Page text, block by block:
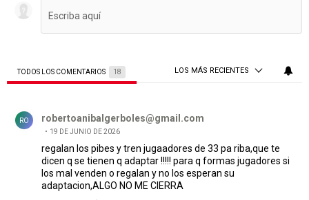
TODOS LOS COMENTARIOS 18 LOS MÁS RECIENTES
RO robertoanibalgerboles@gmail.com
19 DE JUNIO DE 2026
regalan los pibes y tren jugaadores de 33 pa riba,que te
dicen q se tienen q adaptar !!!!! para q formas jugadores si
los mal venden o regalan y no los esperan su
adaptacion,ALGO NO ME CIERRA